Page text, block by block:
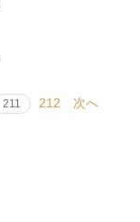
211 212 次へ